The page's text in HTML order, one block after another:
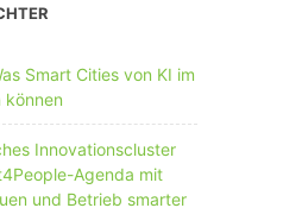
Smart Cities von KI im
können
Innovationscluster
Agenda mit
und Betrieb smarter